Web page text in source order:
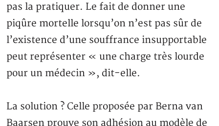
pas la pratiquer. Le fait de donner une
piqûre mortelle lorsqu’on n’est pas sûr de
l’existence d’une souffrance insupportable
peut représenter « une charge très lourde
pour un médecin », dit-elle.
La solution ? Celle proposée par Berna van
Baarsen prouve son adhésion au modèle de